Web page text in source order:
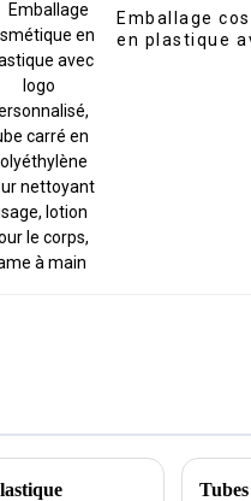
Emballage
en plastique